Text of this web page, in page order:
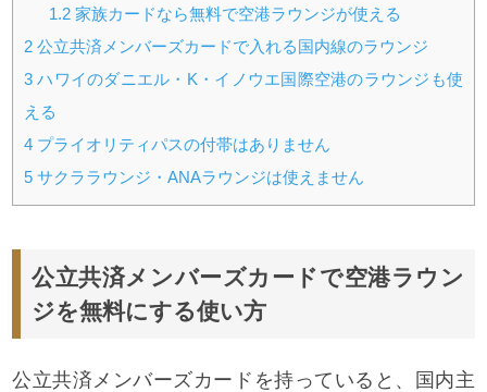
1.2家族カードなら無料で空港ラウンジが使える
2 公立共済メンバーズカードで入れる国内線のラウンジ
3 ハワイのダニエル・K・イノウエ国際空港のラウンジも使
える
4 プライオリティパスの付帯はありません
5 サクララウンジ・ANAラウンジは使えません
公立共済メンバーズカードで空港ラウン
ジを無料にする使い方
公立共済メンバーズカードを持っていると、国内主